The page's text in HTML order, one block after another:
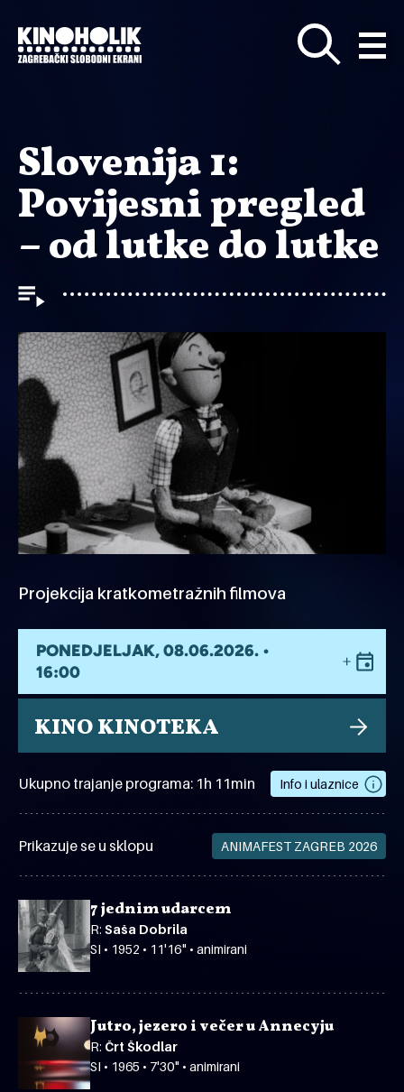
glavni
sadržaj
Slovenija 1:
Povijesni pregled
– od lutke do lutke
Projekcija kratkometražnih filmova
PONEDJELJAK, 08.06.2026. •
16:00
KINO KINOTEKA
Ukupno trajanje programa: 1h 11min Info i ulaznice
Prikazuje se u sklopu ANIMAFEST ZAGREB 2026
7 jednim udarcem
R: Saša Dobrila
SI • 1952 • 11'16" • animirani
Jutro, jezero i večer u Annecyju
R: Črt Škodlar
SI • 1965 • 7'30" • animirani